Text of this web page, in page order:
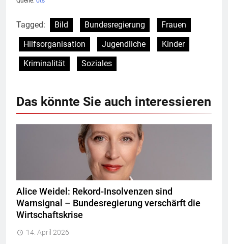
Tagged: Bild Bundesregierung
Frauen
Hilfsorganisation
Jugendliche
Kinder
Kriminalität
Soziales
Das könnte Sie auch interessieren
Alice Weidel: Rekord-Insolvenzen sind
Warnsignal – Bundesregierung verschärft die
Wirtschaftskrise
14. April 2026